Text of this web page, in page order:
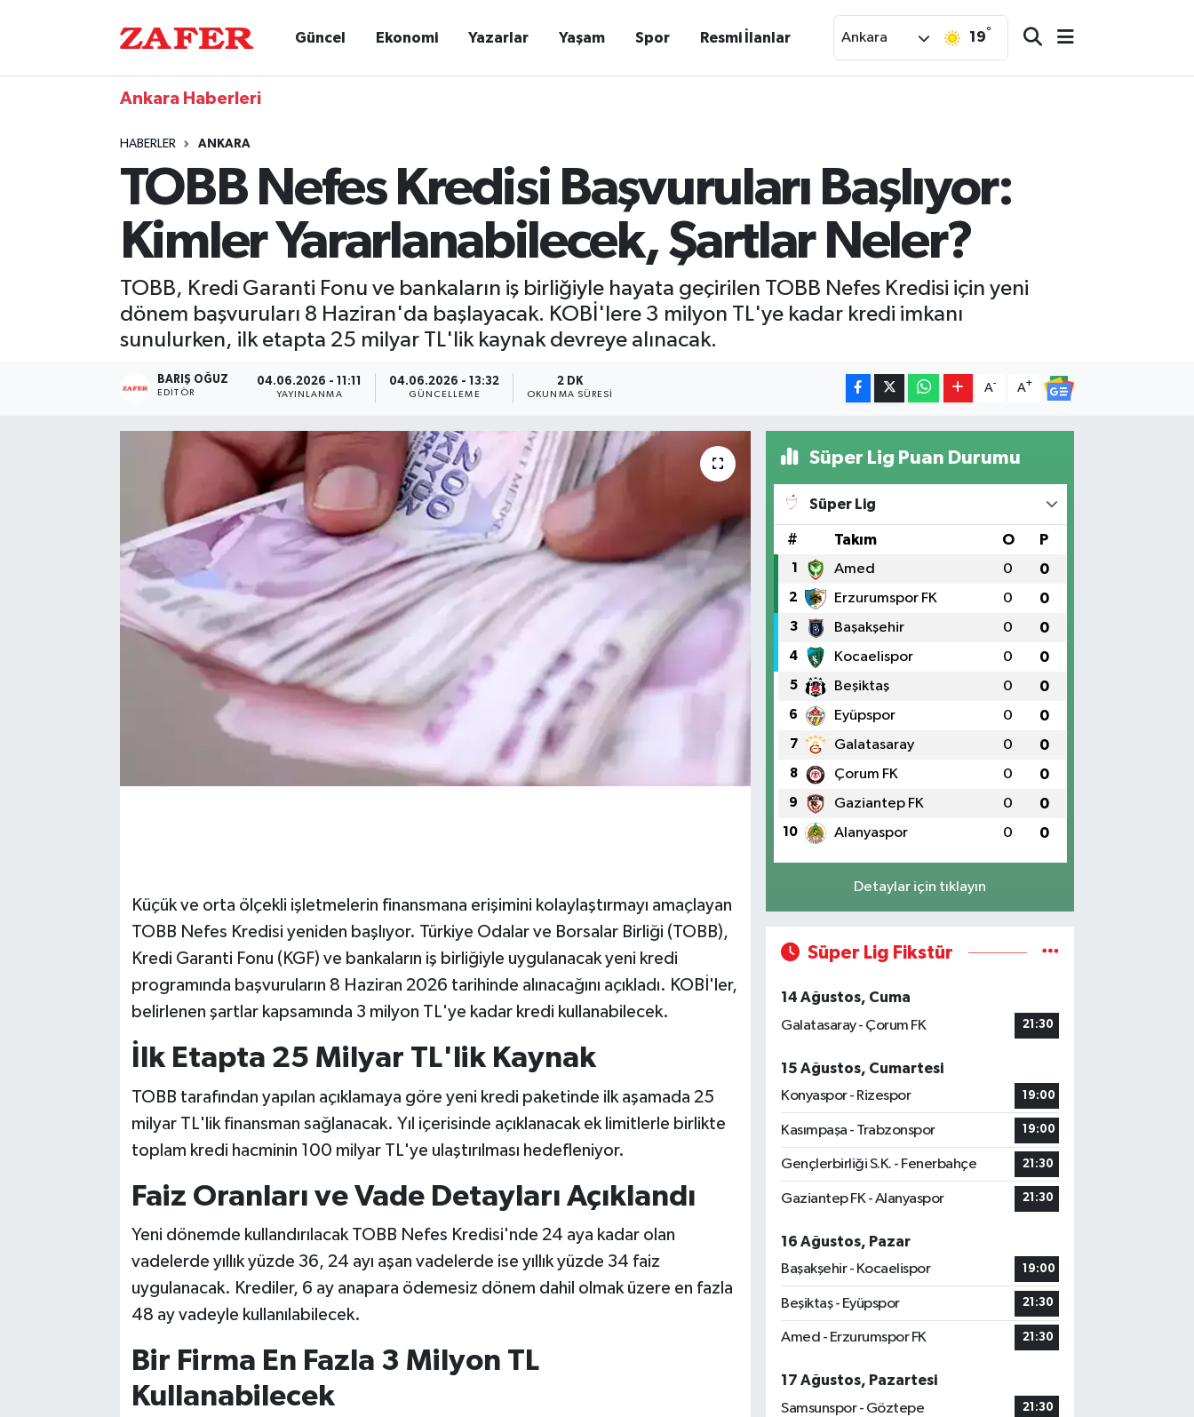
Güncel Ekonomi Yazarlar Yaşam Spor Resmi İlanlar Ankara 19°
Ankara Haberleri
HABERLER ANKARA
TOBB Nefes Kredisi Başvuruları Başlıyor:
Kimler Yararlanabilecek, Şartlar Neler?
TOBB, Kredi Garanti Fonu ve bankaların iş birliğiyle hayata geçirilen TOBB Nefes Kredisi için yeni
dönem başvuruları 8 Haziran'da başlayacak. KOBİ'lere 3 milyon TL'ye kadar kredi imkanı
sunulurken, ilk etapta 25 milyar TL'lik kaynak devreye alınacak.
BARIŞ OĞUZ
EDITÖR
04.06.2026 - 11:11
YAYINLANMA
04.06.2026 - 13:32
GÜNCELLEME
2 DK
OKUNMA SÜRESI
A- A+
Küçük ve orta ölçekli işletmelerin finansmana erişimini kolaylaştırmayı amaçlayan
TOBB Nefes Kredisi yeniden başlıyor. Türkiye Odalar ve Borsalar Birliği (TOBB),
Kredi Garanti Fonu (KGF) ve bankaların iş birliğiyle uygulanacak yeni kredi
programında başvuruların 8 Haziran 2026 tarihinde alınacağını açıkladı. KOBİ'ler,
belirlenen şartlar kapsamında 3 milyon TL'ye kadar kredi kullanabilecek.
İlk Etapta 25 Milyar TL'lik Kaynak
TOBB tarafından yapılan açıklamaya göre yeni kredi paketinde ilk aşamada 25
milyar TL'lik finansman sağlanacak. Yıl içerisinde açıklanacak ek limitlerle birlikte
toplam kredi hacminin 100 milyar TL'ye ulaştırılması hedefleniyor.
Faiz Oranları ve Vade Detayları Açıklandı
Yeni dönemde kullandırılacak TOBB Nefes Kredisi'nde 24 aya kadar olan
vadelerde yıllık yüzde 36, 24 ayı aşan vadelerde ise yıllık yüzde 34 faiz
uygulanacak. Krediler, 6 ay anapara ödemesiz dönem dahil olmak üzere en fazla
48 ay vadeyle kullanılabilecek.
Bir Firma En Fazla 3 Milyon TL
Kullanabilecek
Süper Lig Puan Durumu
Süper Lig
# Takım O P
1 Amed 0 0
2 Erzurumspor FK 0 0
3 Başakşehir 0 0
4 Kocaelispor 0 0
5 Beşiktaş 0 0
6 Eyüpspor 0 0
7 Galatasaray 0 0
8 Çorum FK 0 0
9 Gaziantep FK 0 0
10 Alanyaspor 0 0
Detaylar için tıklayın
Süper Lig Fikstür
14 Ağustos, Cuma
Galatasaray - Çorum FK
21:30
15 Ağustos, Cumartesi
Konyaspor - Rizespor
19:00
Kasımpaşa - Trabzonspor 19:00
Gençlerbirliği S.K. - Fenerbahçe 21:30
Gaziantep FK - Alanyaspor 21:30
16 Ağustos, Pazar
Başakşehir - Kocaelispor
19:00
Beşiktaş - Eyüpspor 21:30
Amed - Erzurumspor FK 21:30
17 Ağustos, Pazartesi
Samsunspor - Göztepe
21:30